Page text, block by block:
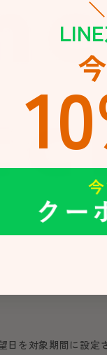
を対象期間に設定